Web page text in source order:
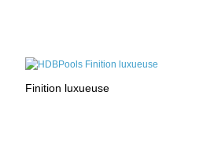
Finition luxueuse